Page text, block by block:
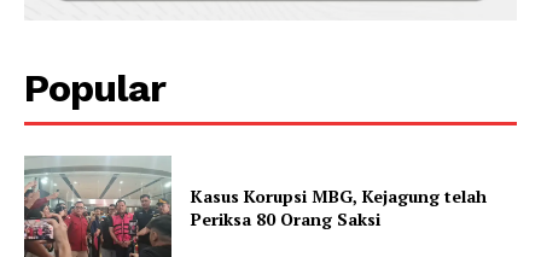
Popular
Kasus Korupsi MBG, Kejagung telah
Periksa 80 Orang Saksi